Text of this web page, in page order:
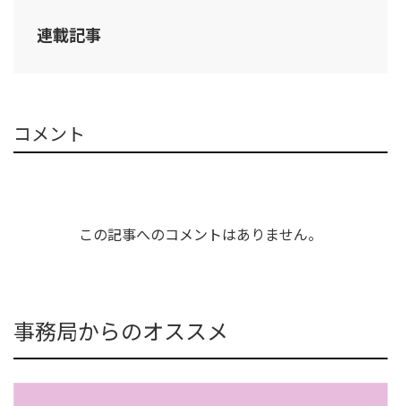
連載記事
コメント
この記事へのコメントはありません。
事務局からのオススメ